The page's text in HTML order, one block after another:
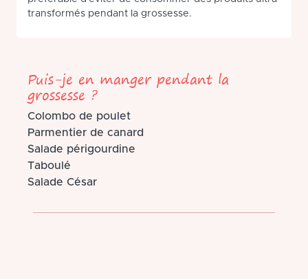
transformés pendant la grossesse.
Puis-je en manger pendant la
grossesse ?
Colombo de poulet
Parmentier de canard
Salade périgourdine
Taboulé
Salade César